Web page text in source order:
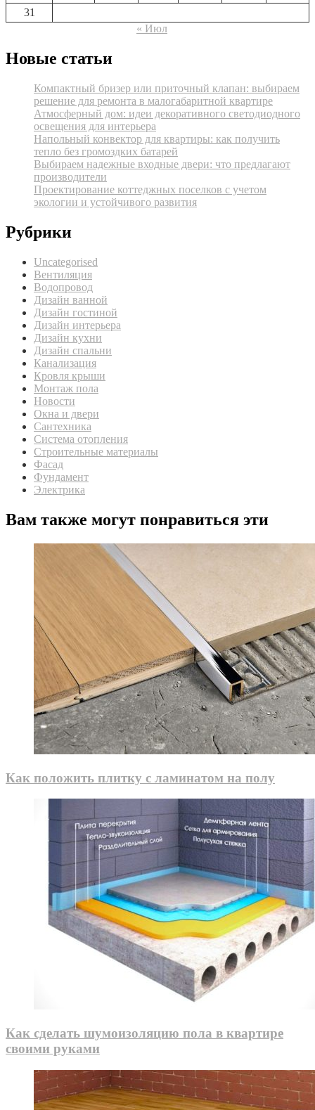
31
« Июл
Новые статьи
Компактный бризер или приточный клапан: выбираем
решение для ремонта в малогабаритной квартире
Атмосферный дом: идеи декоративного светодиодного
освещения для интерьера
Напольный конвектор для квартиры: как получить
тепло без громоздких батарей
Выбираем надежные входные двери: что предлагают
производители
Проектирование коттеджных поселков с учетом
экологии и устойчивого развития
Рубрики
Uncategorised
Вентиляция
Водопровод
Дизайн ванной
Дизайн гостиной
Дизайн интерьера
Дизайн кухни
Дизайн спальни
Канализация
Кровля крыши
Монтаж пола
Новости
Окна и двери
Сантехника
Система отопления
Строительные материалы
Фасад
Фундамент
Электрика
Вам также могут понравиться эти
Как положить плитку с ламинатом на полу
Как сделать шумоизоляцию пола в квартире
своими руками